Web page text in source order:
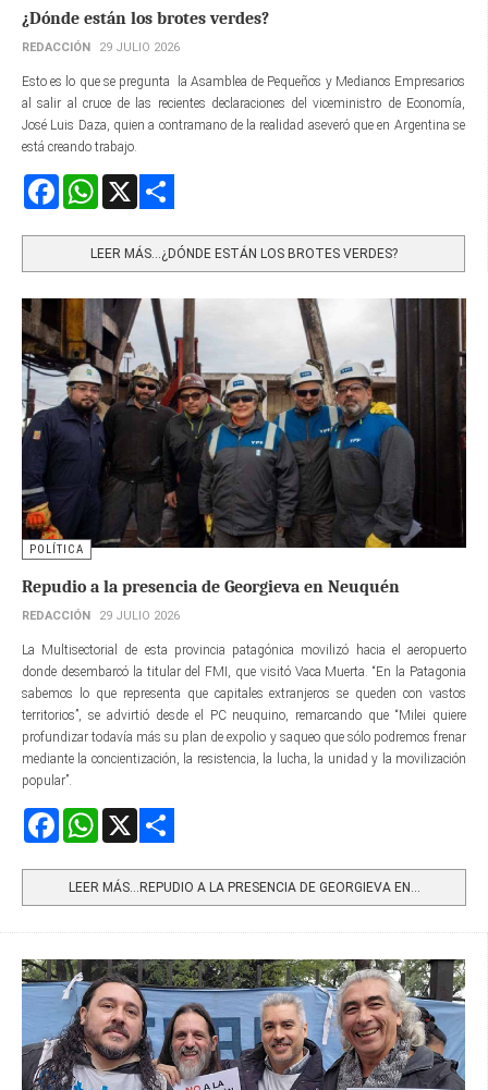
¿Dónde están los brotes verdes?
REDACCIÓN 29 JULIO 2026
Esto es lo que se pregunta la Asamblea de Pequeños y Medianos Empresarios
al salir al cruce de las recientes declaraciones del viceministro de Economía,
José Luis Daza, quien a contramano de la realidad aseveró que en Argentina se
está creando trabajo.
FacebookWhatsApp
LEER MÁS…¿DÓNDE ESTÁN LOS BROTES VERDES?
POLÍTICA
Repudio a la presencia de Georgieva en Neuquén
REDACCIÓN 29 JULIO 2026
La Multisectorial de esta provincia patagónica movilizó hacia el aeropuerto
donde desembarcó la titular del FMI, que visitó Vaca Muerta. “En la Patagonia
sabemos lo que representa que capitales extranjeros se queden con vastos
territorios”, se advirtió desde el PC neuquino, remarcando que “Milei quiere
profundizar todavía más su plan de expolio y saqueo que sólo podremos frenar
mediante la concientización, la resistencia, la lucha, la unidad y la movilización
popular”.
FacebookWhatsApp
LEER MÁS…REPUDIO A LA PRESENCIA DE GEORGIEVA EN...